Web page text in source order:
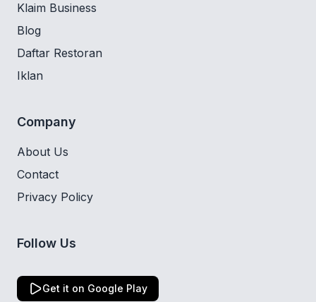
Klaim Business
Blog
Daftar Restoran
Iklan
Company
About Us
Contact
Privacy Policy
Follow Us
Get it on Google Play